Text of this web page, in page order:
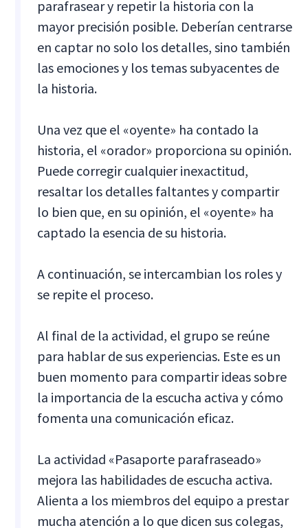
parafrasear y repetir la historia con la
mayor precisión posible. Deberían centrarse
en captar no solo los detalles, sino también
las emociones y los temas subyacentes de
la historia.
Una vez que el «oyente» ha contado la
historia, el «orador» proporciona su opinión.
Puede corregir cualquier inexactitud,
resaltar los detalles faltantes y compartir
lo bien que, en su opinión, el «oyente» ha
captado la esencia de su historia.
A continuación, se intercambian los roles y
se repite el proceso.
Al final de la actividad, el grupo se reúne
para hablar de sus experiencias. Este es un
buen momento para compartir ideas sobre
la importancia de la escucha activa y cómo
fomenta una comunicación eficaz.
La actividad «Pasaporte parafraseado»
mejora las habilidades de escucha activa.
Alienta a los miembros del equipo a prestar
mucha atención a lo que dicen sus colegas,